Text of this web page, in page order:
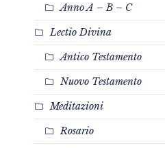
Anno A – B – C
Lectio Divina
Antico Testamento
Nuovo Testamento
Meditazioni
Rosario